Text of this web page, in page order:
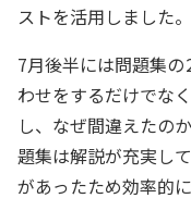
ストを活用しました。
7月後半には問題集
わせをするだけでな
し、なぜ間違えたの
題集は解説が充実し
があったため効率的